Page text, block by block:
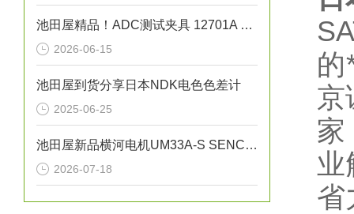
池田屋精品！ADC测试夹具 12701A 参数介绍
2026-06-15
池田屋到货分享日本NDK电色色差计
2025-06-25
池田屋新品横河电机UM33A-S SENCOM指示计
2026-07-18
的
京
省